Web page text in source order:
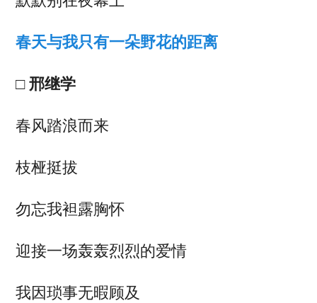
春天与我只有一朵野花的距离
□ 邢继学
春风踏浪而来
枝桠挺拔
勿忘我袒露胸怀
迎接一场轰轰烈烈的爱情
我因琐事无暇顾及